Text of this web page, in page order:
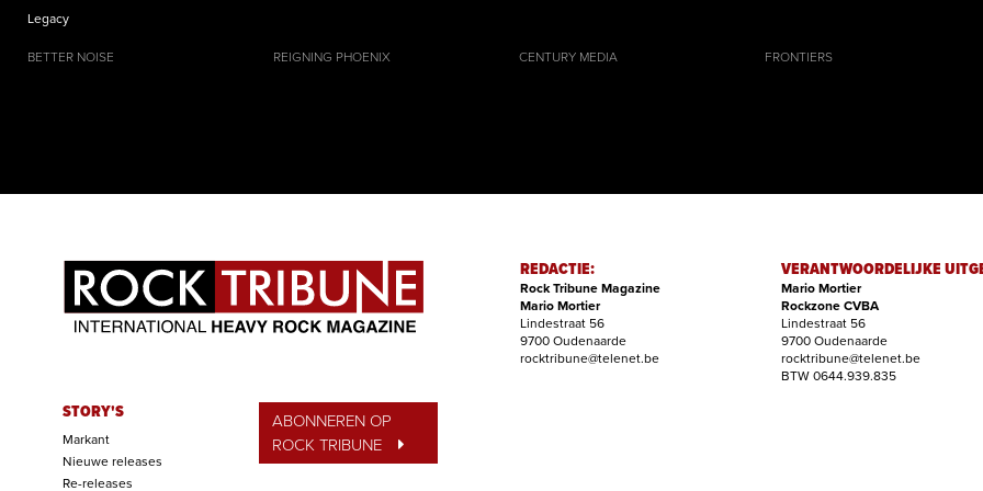
Legacy
BETTER NOISE REIGNING PHOENIX CENTURY MEDIA FRONTIERS
STORY'S
Markant
Nieuwe releases
Re-releases
ABONNEREN OP
ROCK TRIBUNE
REDACTIE:
Rock Tribune Magazine
Mario Mortier
Lindestraat 56
9700 Oudenaarde
rocktribune@telenet.be
VERANTWOORDELIJKE
Mario Mortier
Rockzone CVBA
Lindestraat 56
9700 Oudenaarde
rocktribune@telenet.be
BTW 0644.939.835